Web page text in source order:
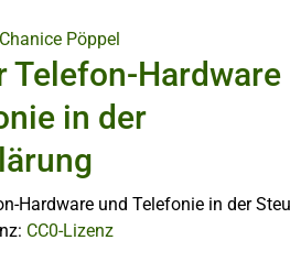
Chanice Pöppel
Telefon-Hardware
in der
CC0-Lizenz